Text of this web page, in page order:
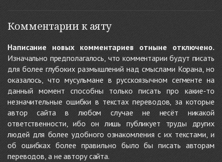
Комментарии к аяту
Написание новых комментариев отныне отключено.
Изначально предполагалось, что комментарии будут писать
для более глубоких размышлений над смыслами Корана, но
оказалось, что мусульмане в русскоязычном сегменте на
данный момент способны только писать про какие-то
незначительные ошибки в текстах переводов, за которые
автор сайта в любом случае не несёт никакой
ответственности, ибо он лишь публикует труды других
людей для более удобного ознакомления с их текстами, и
об ошибках более правильно было бы писать авторам
переводов, а не автору сайта.